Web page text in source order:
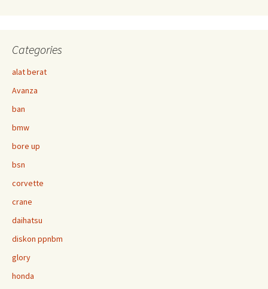
Categories
alat berat
Avanza
ban
bmw
bore up
bsn
corvette
crane
daihatsu
diskon ppnbm
glory
honda